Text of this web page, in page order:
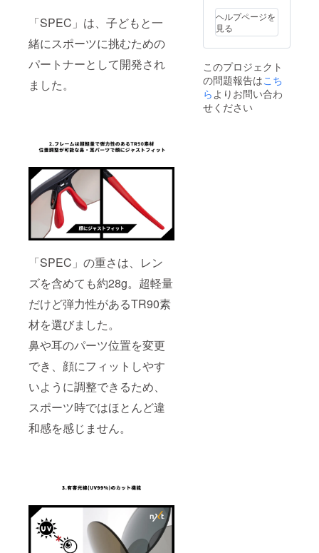
「SPEC」は、子どもと一
緒にスポーツに挑むための
パートナーとして開発され
ました。
「SPEC」の重さは、レン
ズを含めても約28g。超軽量
だけど弾力性があるTR90素
材を選びました。
鼻や耳のパーツ位置を変更
でき、顔にフィットしやす
いように調整できるため、
スポーツ時ではほとんど違
和感を感じません。
つきま
して
は、ご
参加さ
方々に
ご用
意、ご
負担を
お願い
Going
が運用
してい
る野球
「SHO
NAN-
ROUTE
63」で
普段使
順次ご
相談
し、決
定させ
だきま
す。
ご応
募いた
ヘルプページを
見る
このプロジェクト
の問題報告はこち
らよりお問い合わ
せください